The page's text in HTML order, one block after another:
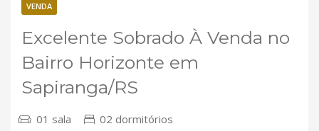
VENDA
Excelente Sobrado À Venda no
Bairro Horizonte em
Sapiranga/RS
01 sala
02 dormitórios